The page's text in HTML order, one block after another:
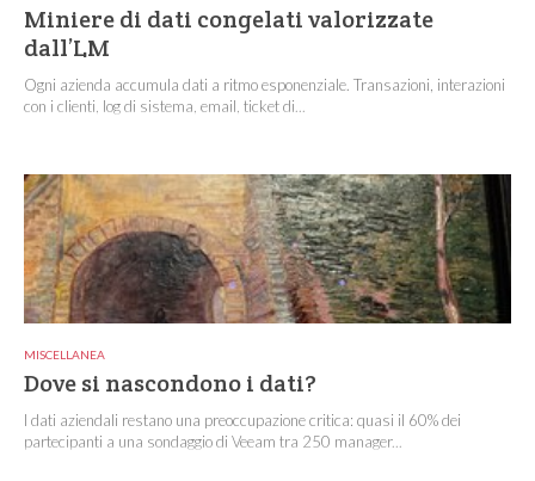
Miniere di dati congelati valorizzate
dall’LM
Ogni azienda accumula dati a ritmo esponenziale. Transazioni, interazioni
con i clienti, log di sistema, email, ticket di...
MISCELLANEA
Dove si nascondono i dati?
I dati aziendali restano una preoccupazione critica: quasi il 60% dei
partecipanti a una sondaggio di Veeam tra 250 manager...